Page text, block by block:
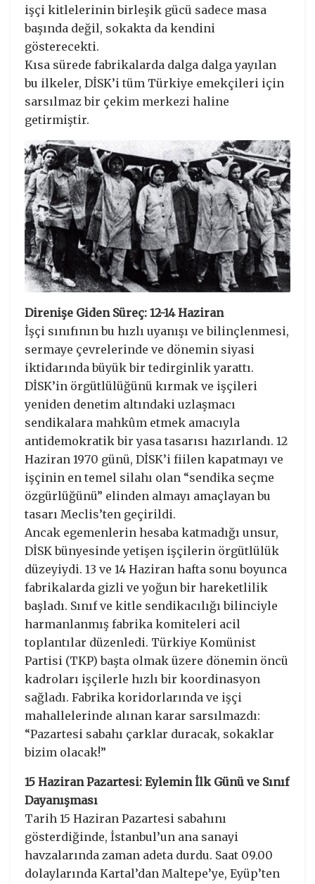
işçi kitlelerinin birleşik gücü sadece masa
başında değil, sokakta da kendini
gösterecekti.
Kısa sürede fabrikalarda dalga dalga yayılan
bu ilkeler, DİSK’i tüm Türkiye emekçileri için
sarsılmaz bir çekim merkezi haline
getirmiştir.
Direnişe Giden Süreç: 12-14 Haziran
İşçi sınıfının bu hızlı uyanışı ve bilinçlenmesi,
sermaye çevrelerinde ve dönemin siyasi
iktidarında büyük bir tedirginlik yarattı.
DİSK’in örgütlülüğünü kırmak ve işçileri
yeniden denetim altındaki uzlaşmacı
sendikalara mahkûm etmek amacıyla
antidemokratik bir yasa tasarısı hazırlandı. 12
Haziran 1970 günü, DİSK’i fiilen kapatmayı ve
işçinin en temel silahı olan “sendika seçme
özgürlüğünü” elinden almayı amaçlayan bu
tasarı Meclis’ten geçirildi.
Ancak egemenlerin hesaba katmadığı unsur,
DİSK bünyesinde yetişen işçilerin örgütlülük
düzeyiydi. 13 ve 14 Haziran hafta sonu boyunca
fabrikalarda gizli ve yoğun bir hareketlilik
başladı. Sınıf ve kitle sendikacılığı bilinciyle
harmanlanmış fabrika komiteleri acil
toplantılar düzenledi. Türkiye Komünist
Partisi (TKP) başta olmak üzere dönemin öncü
kadroları işçilerle hızlı bir koordinasyon
sağladı. Fabrika koridorlarında ve işçi
mahallelerinde alınan karar sarsılmazdı:
“Pazartesi sabahı çarklar duracak, sokaklar
bizim olacak!”
15 Haziran Pazartesi: Eylemin İlk Günü ve Sınıf
Dayanışması
Tarih 15 Haziran Pazartesi sabahını
gösterdiğinde, İstanbul’un ana sanayi
havzalarında zaman adeta durdu. Saat 09.00
dolaylarında Kartal’dan Maltepe’ye, Eyüp’ten